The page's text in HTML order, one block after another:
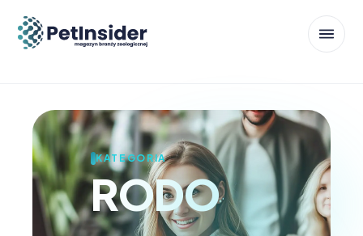
KATEGORIA
RODO